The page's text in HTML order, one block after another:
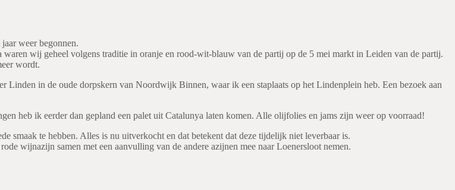
weer begonnen.
wij geheel volgens traditie in oranje en rood-wit-blauw van de partij op de 5 mei markt in Leiden van de partij.
wordt.
in de oude dorpskern van Noordwijk Binnen, waar ik een staplaats op het Lindenplein heb. Een bezoek aan
heb ik eerder dan gepland een palet uit Catalunya laten komen. Alle olijfolies en jams zijn weer op voorraad!
smaak te hebben. Alles is nu uitverkocht en dat betekent dat deze tijdelijk niet leverbaar is.
wijnazijn samen met een aanvulling van de andere azijnen mee naar Loenersloot nemen.